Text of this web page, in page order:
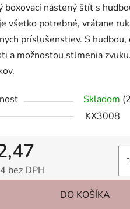
boxovací nástený štít s
všetko potrebné, vrátane
príslušenstiev. S hudbou,
a možnosťou stlmenia
Skladom
KX3008
bez DPH
DO KOŠÍKA